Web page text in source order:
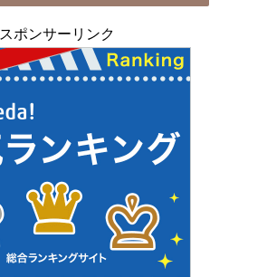
スポンサーリンク